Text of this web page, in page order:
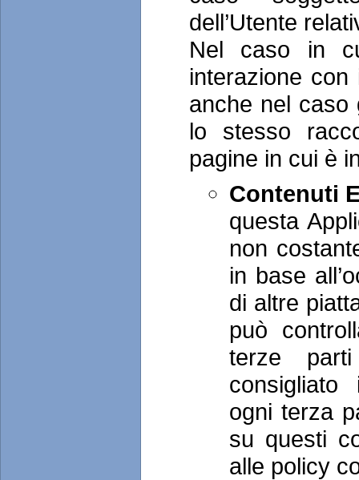
dell’Utente
Nel caso in
interazione
anche nel caso
lo stesso
pagine in cui è
Contenuti
questa
non
in base
di altre
può
terze
consigliato
ogni terza
su questi
alle policy